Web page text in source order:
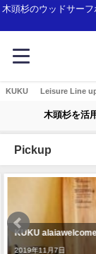
木頭杉のウッドサー
KUKU Leisure Line
木頭杉を活
Pickup
KUKU alaiawelcome
2019年11月7日